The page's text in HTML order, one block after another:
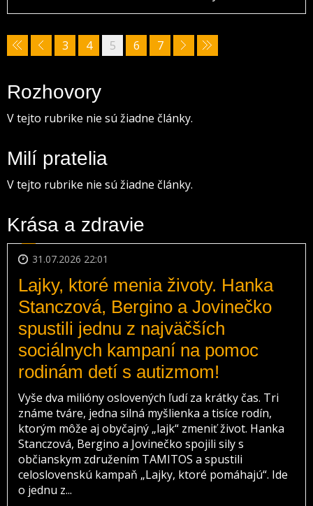
3 4 5 6 7
Rozhovory
V tejto rubrike nie sú žiadne články.
Milí pratelia
V tejto rubrike nie sú žiadne články.
Krása a zdravie
31.07.2026 22:01
Lajky, ktoré menia životy. Hanka
Stanczová, Bergino a Jovinečko
spustili jednu z najväčších
sociálnych kampaní na pomoc
rodinám detí s autizmom!
Vyše dva milióny oslovených ľudí za krátky čas. Tri
známe tváre, jedna silná myšlienka a tisíce rodín,
ktorým môže aj obyčajný „lajk“ zmeniť život. Hanka
Stanczová, Bergino a Jovinečko spojili sily s
občianskym združením TAMITOS a spustili
celoslovenskú kampaň „Lajky, ktoré pomáhajú“. Ide
o jednu z...